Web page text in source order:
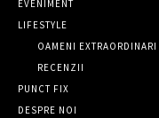
EVENIMENT
LIFESTYLE
OAMENI EXTRAORDINARI
RECENZII
PUNCT FIX
DESPRE NOI